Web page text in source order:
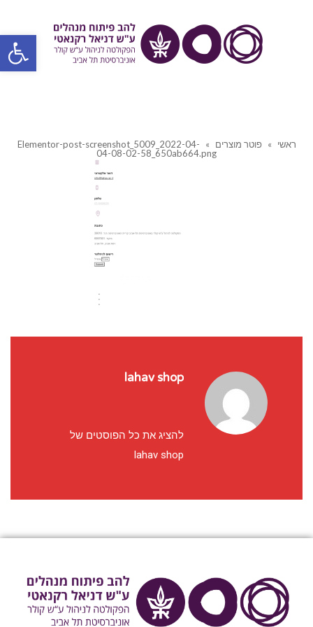
פתח
ראשי » פוטר מוצרים »
Elementor-post-screenshot_5009_2022-04-
04-08-02-58_650ab664.png
lahav shop
להציג את כל הפוסטים של
lahav shop